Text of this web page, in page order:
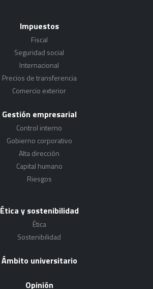
Impuestos
Fiscal
Seguridad social
Internacional
Precios de transferencia
Comercio exterior
Gestión empresarial
Control interno
Gobierno corporativo
Alta dirección
Capital humano
Riesgos
Ética y sostenibilidad
Ética
Sostenibilidad
Ámbito universitario
Opinión